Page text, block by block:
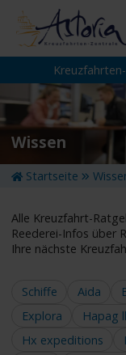
Startseite
Top-Angebote
Reiseziele
Themen
Schiffe
Über uns
Wissen
Suche
Wissen
Startseite
Alle Kreuzfahrt-
Reederei-Infos über
Ihre nächste
Schiffe Aida
Explora
Hapag
Hx expeditions